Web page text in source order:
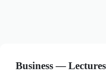
Business —